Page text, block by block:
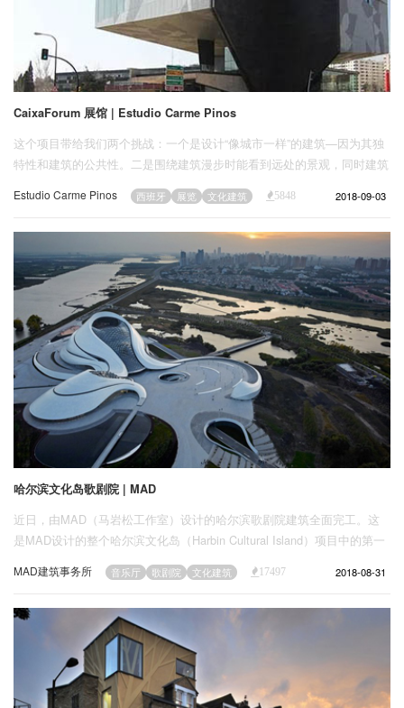
CaixaForum 展馆 | Estudio Carme Pinos
这个项目带给我们两个挑战：一个是设计“像城市一样”的建筑—因为其独
特性和建筑的公共性。二是围绕建筑漫步时能看到远处的景观，同时建筑
内部的展览厅则具有内省的特点
Estudio Carme Pinos 西班牙 展览 文化建筑 5848 2018-09-03
哈尔滨文化岛歌剧院 | MAD
近日，由MAD（马岩松工作室）设计的哈尔滨歌剧院建筑全面完工。这
是MAD设计的整个哈尔滨文化岛（Harbin Cultural Island）项目中的第一
个亮相的建筑，也是其中规模最大的一个
MAD建筑事务所 音乐厅 歌剧院 文化建筑 17497 2018-08-31